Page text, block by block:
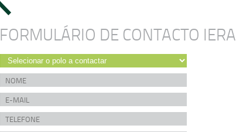
FORMULÁRIO DE CONTACTO IERA